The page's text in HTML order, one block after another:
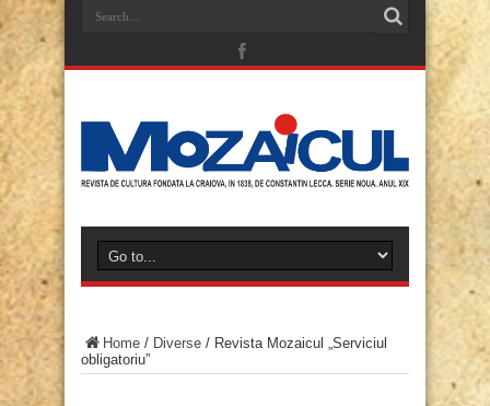
Home / Diverse / Revista Mozaicul „Serviciul
obligatoriu”